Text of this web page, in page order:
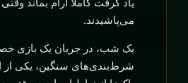
می‌پاشیدند.
یک شب، در جریان یک بازی
شرط‌بندی‌های سنگین، یکی از